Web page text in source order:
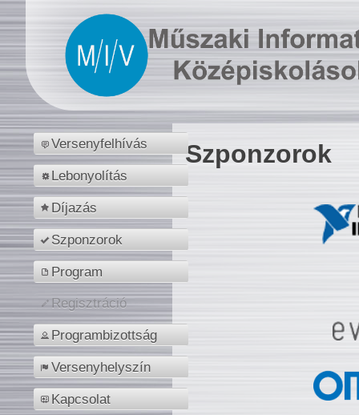
Versenyfelhívás
Lebonyolítás
Díjazás
Szponzorok
Program
Regisztráció
Programbizottság
Versenyhelyszín
Kapcsolat
Szponzorok